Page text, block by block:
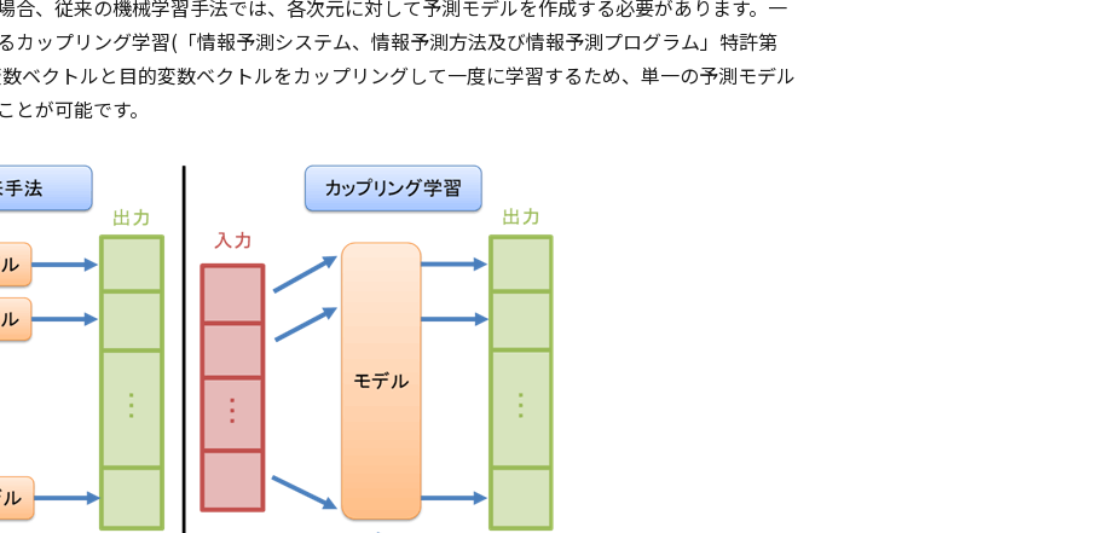
合、従来の機械学習手法では、各次元に対して予測モデルを作成する必要があります。一
カップリング学習(「情報予測システム、情報予測方法及び情報予測プログラム」特許第
ベクトルと目的変数ベクトルをカップリングして一度に学習するため、単一の予測モデル
が可能です。